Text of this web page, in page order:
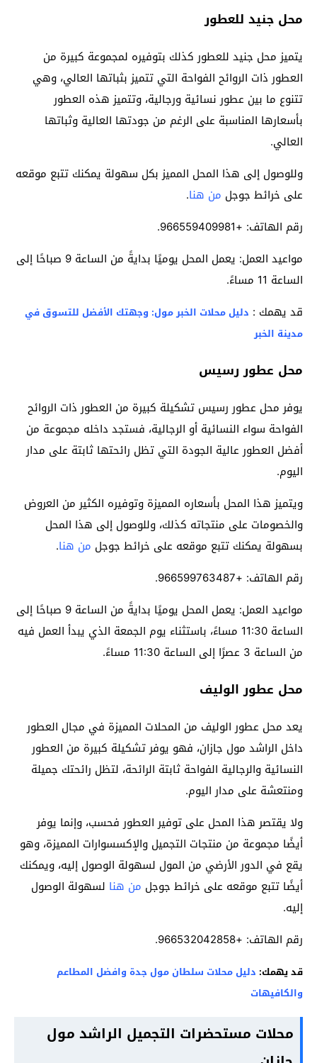
محل جنيد للعطور
يتميز محل جنيد للعطور كذلك بتوفيره لمجموعة كبيرة من
العطور ذات الروائح الفواحة التي تتميز بثباتها العالي، وهي
تتنوع ما بين عطور نسائية ورجالية، وتتميز هذه العطور
بأسعارها المناسبة على الرغم من جودتها العالية وثباتها
العالي.
وللوصول إلى هذا المحل المميز بكل سهولة يمكنك تتبع موقعه
على خرائط جوجل من هنا.
رقم الهاتف: +966559409981.
مواعيد العمل: يعمل المحل يوميًا بدايةً من الساعة 9 صباحًا إلى
الساعة 11 مساءً.
قد يهمك : دليل محلات الخبر مول: وجهتك الأفضل للتسوق في
مدينة الخبر
محل عطور رسيس
يوفر محل عطور رسيس تشكيلة كبيرة من العطور ذات الروائح
الفواحة سواء النسائية أو الرجالية، فستجد داخله مجموعة من
أفضل العطور عالية الجودة التي تظل رائحتها ثابتة على مدار
اليوم.
ويتميز هذا المحل بأسعاره المميزة وتوفيره الكثير من العروض
والخصومات على منتجاته كذلك، وللوصول إلى هذا المحل
بسهولة يمكنك تتبع موقعه على خرائط جوجل من هنا.
رقم الهاتف: +966599763487.
مواعيد العمل: يعمل المحل يوميًا بدايةً من الساعة 9 صباحًا إلى
الساعة 11:30 مساءً، باستثناء يوم الجمعة الذي يبدأ العمل فيه
من الساعة 3 عصرًا إلى الساعة 11:30 مساءً.
محل عطور الوليف
يعد محل عطور الوليف من المحلات المميزة في مجال العطور
داخل الراشد مول جازان، فهو يوفر تشكيلة كبيرة من العطور
النسائية والرجالية الفواحة ثابتة الرائحة، لتظل رائحتك جميلة
ومنتعشة على مدار اليوم.
ولا يقتصر هذا المحل على توفير العطور فحسب، وإنما يوفر
أيضًا مجموعة من منتجات التجميل والإكسسوارات المميزة، وهو
يقع في الدور الأرضي من المول لسهولة الوصول إليه، ويمكنك
أيضًا تتبع موقعه على خرائط جوجل من هنا لسهولة الوصول
إليه.
رقم الهاتف: +966532042858.
قد يهمك: دليل محلات سلطان مول جدة وافضل المطاعم
والكافيهات
محلات مستحضرات التجميل الراشد مول